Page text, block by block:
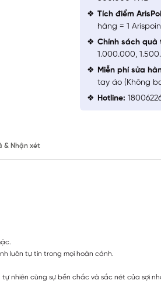
Tích điểm
hàng = 1
Chính sách quà
1.000.000,
Miễn phí sửa
tay áo (Không
Hotline:
& Nhận xét
luôn tự tin trong mọi hoàn cảnh.
nhiên cùng sự bền chắc và sắc nét của sợi